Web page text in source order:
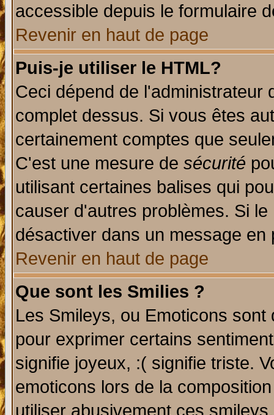
accessible depuis le formulaire
Revenir en haut de page
Puis-je utiliser le HTML?
Ceci dépend de l'administrateur
complet dessus. Si vous êtes
certainement comptes que
C'est une mesure de sécurité
utilisant certaines balises qui
causer d'autres problèmes. Si
désactiver dans un message
Revenir en haut de page
Que sont les Smilies ?
Les Smileys, ou Emoticons
pour exprimer certains
signifie joyeux, :( signifie triste.
emoticons lors de la
utiliser abusivement ces